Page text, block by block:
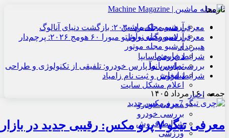
آرشیو مجله ماشین
آرشیو مجله نوآور
آرشیو مجله موتور
درباره ما
تماس با ما
تبلیغات
اعلام مشکل سایت
اخبار
معرفی خودرو
بررسی خودرو
شرایط فروش
ورزشی
تازه‌ها
معرفی هنسی بلک‌برد ۲۰۳۰: بازگشت دنیای آنالوگ
معرفی لامبورگینی روئلتو میورا ۶۰ هومج ۲۰۲۶: پرچم‌دار
هیبریدی
شرایط فروش سایپا
بررسی پارس نوآ پارس خودرو: تلفیقی از تکنولوژی و طراحی
شرایط فروش و ثبت نام زامیاد
جمعه , ۱۶ مرداد ۱۴۰۵
معرفی تیگو ۷ پرو مکس: رقیبی جدید در بازار کراس اوورهای کامپکت